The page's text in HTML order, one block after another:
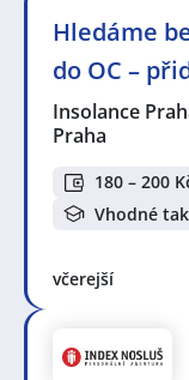
Hledáme
do OC –
Insolance
Praha
180 – 200
Vhodné
včerejší